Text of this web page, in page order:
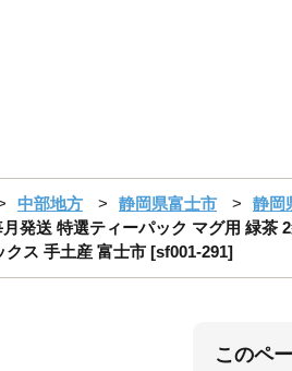
中部地方 静岡県富士市
静岡
発送 特選ティーパック マグ用 緑茶
クス 手土産 富士市 [sf001-291]
このペ